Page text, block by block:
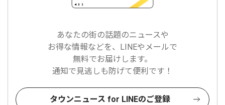
あなたの街の話題のニュースや
お得な情報などを、LINEやメールで
無料でお届けします。
通知で見逃しも防げて便利です！
タウンニュース for LINEのご登録